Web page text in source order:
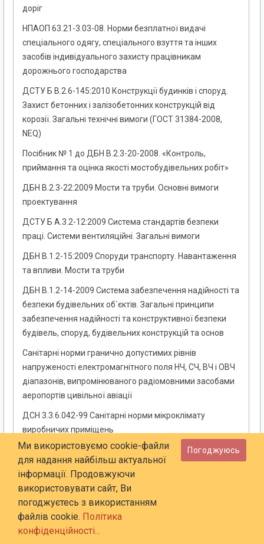
доріг
НПАОП 63.21-3.03-08. Норми безплатної видачі
спеціального одягу, спеціального взуття та інших
засобів індивідуального захисту працівникам
дорожнього господарства
ДСТУ Б В.2.6-145:2010 Конструкції будинків і споруд.
Захист бетонних і залізобетонних конструкцій від
корозії. Загальні технічні вимоги (ГОСТ 31384-2008,
NEQ)
Посібник № 1 до ДБН В.2.3-20-2008. «Контроль,
приймання та оцінка якості мостобудівельних робіт»
ДБН В.2.3-22:2009 Мости та труби. Основні вимоги
проектування
ДСТУ Б А.3.2-12:2009 Система стандартів безпеки
праці. Системи вентиляційні. Загальні вимоги
ДБН В.1.2-15:2009 Споруди транспорту. Навантаження
та впливи. Мости та труби
ДБН В.1.2-14-2009 Система забезпечення надійності та
безпеки будівельних об`єктів. Загальні принципи
забезпечення надійності та конструктивної безпеки
будівель, споруд, будівельних конструкцій та основ
Санітарні норми гранично допустимих рівнів
напруженості електромагнітного поля НЧ, СЧ, ВЧ і ОВЧ
діапазонів, випромінюваного радіомовними засобами
аеропортів цивільної авіації
ДСН 3.3.6.042-99 Санітарні норми мікроклімату
виробничих приміщень
ГОСТ 12.1.016-79 ССБТ. Повітря робочої зони. Вимоги
до методик вимірювання концентрацій шкідливих
речовин
ДБН В.2.3-14:2006 Споруди транспорту. Мости та труби.
Правила проектування
ДСН 3.3.6.039-99 Державні санітарні норми виробничої
Ми використовуємо cookie-файли
для надання найбільш актуальної
інформації. Продовжуючи
використовувати сайт, Ви
погоджуєтесь з використанням
файлів cookie. Політика
конфіденційності...
Погоджуюсь